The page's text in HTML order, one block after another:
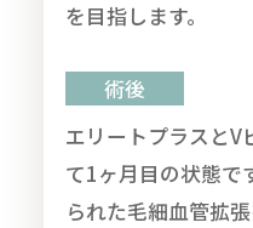
を目指します。
術後
エリートプラスとV
て1ヶ月目の状態で
られた毛細血管拡